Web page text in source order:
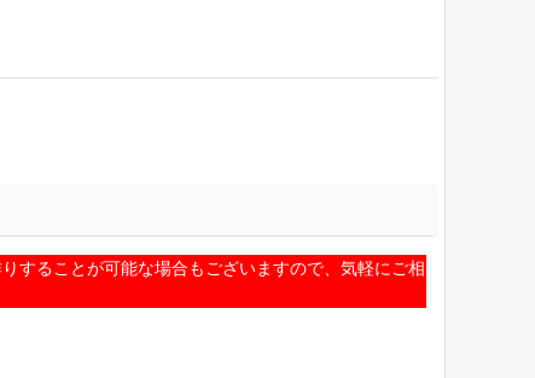
することが可能な場合もございますので、気軽にご相